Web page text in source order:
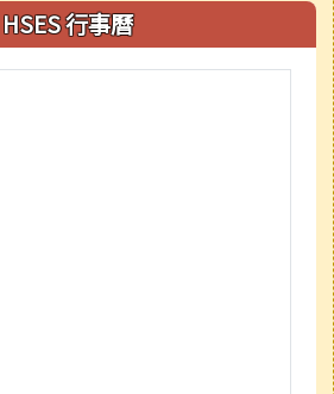
HSES 行事曆